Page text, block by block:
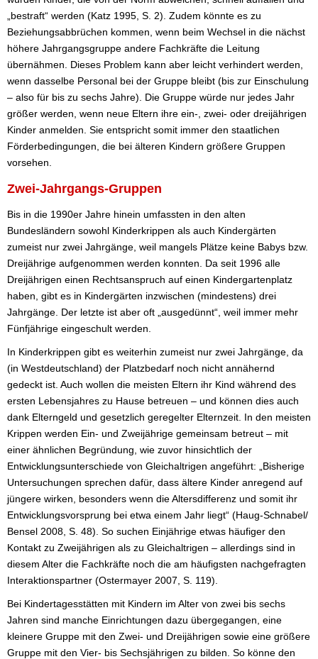
„bestraft“ werden (Katz 1995, S. 2). Zudem könnte es zu
Beziehungsabbrüchen kommen, wenn beim Wechsel in die nächst
höhere Jahrgangsgruppe andere Fachkräfte die Leitung
übernähmen. Dieses Problem kann aber leicht verhindert werden,
wenn dasselbe Personal bei der Gruppe bleibt (bis zur Einschulung
– also für bis zu sechs Jahre). Die Gruppe würde nur jedes Jahr
größer werden, wenn neue Eltern ihre ein-, zwei- oder dreijährigen
Kinder anmelden. Sie entspricht somit immer den staatlichen
Förderbedingungen, die bei älteren Kindern größere Gruppen
vorsehen.
Zwei-Jahrgangs-Gruppen
Bis in die 1990er Jahre hinein umfassten in den alten
Bundesländern sowohl Kinderkrippen als auch Kindergärten
zumeist nur zwei Jahrgänge, weil mangels Plätze keine Babys bzw.
Dreijährige aufgenommen werden konnten. Da seit 1996 alle
Dreijährigen einen Rechtsanspruch auf einen Kindergartenplatz
haben, gibt es in Kindergärten inzwischen (mindestens) drei
Jahrgänge. Der letzte ist aber oft „ausgedünnt“, weil immer mehr
Fünfjährige eingeschult werden.
In Kinderkrippen gibt es weiterhin zumeist nur zwei Jahrgänge, da
(in Westdeutschland) der Platzbedarf noch nicht annähernd
gedeckt ist. Auch wollen die meisten Eltern ihr Kind während des
ersten Lebensjahres zu Hause betreuen – und können dies auch
dank Elterngeld und gesetzlich geregelter Elternzeit. In den meisten
Krippen werden Ein- und Zweijährige gemeinsam betreut – mit
einer ähnlichen Begründung, wie zuvor hinsichtlich der
Entwicklungsunterschiede von Gleichaltrigen angeführt: „Bisherige
Untersuchungen sprechen dafür, dass ältere Kinder anregend auf
jüngere wirken, besonders wenn die Altersdifferenz und somit ihr
Entwicklungsvorsprung bei etwa einem Jahr liegt“ (Haug-Schnabel/
Bensel 2008, S. 48). So suchen Einjährige etwas häufiger den
Kontakt zu Zweijährigen als zu Gleichaltrigen – allerdings sind in
diesem Alter die Fachkräfte noch die am häufigsten nachgefragten
Interaktionspartner (Ostermayer 2007, S. 119).
Bei Kindertagesstätten mit Kindern im Alter von zwei bis sechs
Jahren sind manche Einrichtungen dazu übergegangen, eine
kleinere Gruppe mit den Zwei- und Dreijährigen sowie eine größere
Gruppe mit den Vier- bis Sechsjährigen zu bilden. So könne den